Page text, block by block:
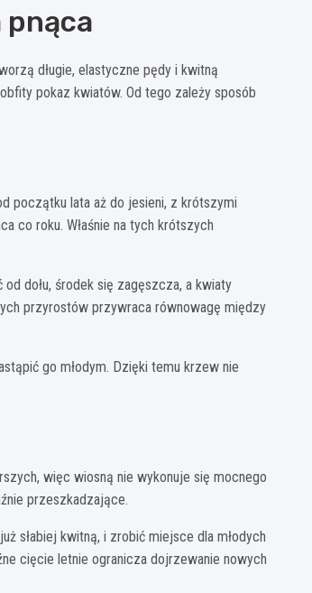
pnąca
długie, elastyczne pędy i kwitną
pokaz kwiatów. Od tego zależy sposób
początku lata aż do jesieni, z krótszymi
co roku. Właśnie na tych krótszych
dołu, środek się zagęszcza, a kwiaty
przyrostów przywraca równowagę między
go młodym. Dzięki temu krzew nie
więc wiosną nie wykonuje się mocnego
przeszkadzające.
słabiej kwitną, i zrobić miejsce dla młodych
cięcie letnie ogranicza dojrzewanie nowych